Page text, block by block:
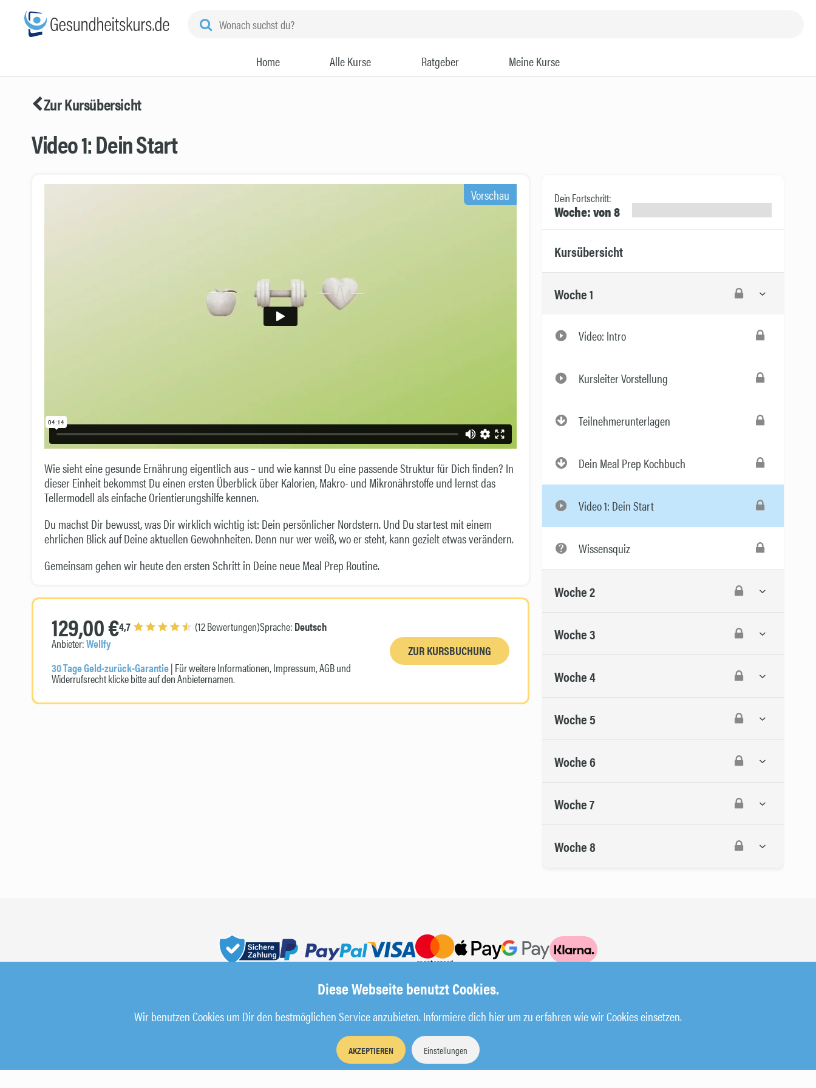
Home Alle Kurse Ratgeber Meine Kurse
Zur Kursübersicht
Video 1: Dein Start
Vorschau
Wie sieht eine gesunde Ernährung eigentlich aus – und wie kannst Du eine passende Struktur für Dich finden? In
dieser Einheit bekommst Du einen ersten Überblick über Kalorien, Makro- und Mikronährstoffe und lernst das
Tellermodell als einfache Orientierungshilfe kennen.
Du machst Dir bewusst, was Dir wirklich wichtig ist: Dein persönlicher Nordstern. Und Du startest mit einem
ehrlichen Blick auf Deine aktuellen Gewohnheiten. Denn nur wer weiß, wo er steht, kann gezielt etwas verändern.
Gemeinsam gehen wir heute den ersten Schritt in Deine neue Meal Prep Routine.
129,00 €4,7 (12 Bewertungen)Sprache: Deutsch
Anbieter:Wellfy
30 Tage Geld-zurück-Garantie| Für weitere Informationen, Impressum, AGB und
Widerrufsrecht klicke bitte auf den Anbieternamen.
ZUR KURSBUCHUNG
Dein Fortschritt:
Woche: von 8
Kursübersicht
Woche 1
Video: Intro
Kursleiter Vorstellung
Teilnehmerunterlagen
Dein Meal Prep Kochbuch
Video 1: Dein Start
Wissensquiz
Woche 2
Woche 3
Woche 4
Woche 5
Woche 6
Woche 7
Woche 8
Diese Webseite benutzt Cookies.
Wir benutzen Cookies um Dir den bestmöglichen Service anzubieten. Informiere dich hier um zu erfahren wie wir Cookies einsetzen.
AKZEPTIEREN Einstellungen